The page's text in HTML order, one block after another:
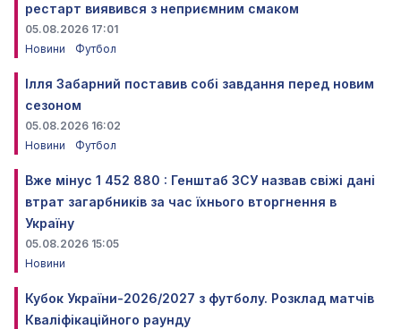
рестарт виявився з неприємним смаком
05.08.2026 17:01
Новини
Футбол
Ілля Забарний поставив собі завдання перед новим
сезоном
05.08.2026 16:02
Новини
Футбол
Вже мінус 1 452 880 : Генштаб ЗСУ назвав свіжі дані
втрат загарбників за час їхнього вторгнення в
Україну
05.08.2026 15:05
Новини
Кубок України-2026/2027 з футболу. Розклад матчів
Кваліфікаційного раунду